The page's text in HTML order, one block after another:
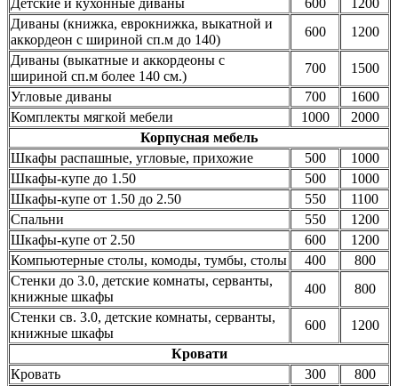
Детские и кухонные диваны 600
1200
Диваны (книжка, еврокнижка, выкатной и
аккордеон с шириной сп.м до 140)
600
1200
Диваны (выкатные и аккордеоны с
шириной сп.м более 140 см.)
700
1500
Угловые диваны
700
1600
Комплекты мягкой мебели
1000
2000
Корпусная мебель
Шкафы распашные, угловые, прихожие
500
1000
Шкафы-купе до 1.50
500
1000
Шкафы-купе от 1.50 до 2.50
550
1100
Спальни
550
1200
Шкафы-купе от 2.50
600
1200
Компьютерные столы, комоды, тумбы, столы
400
800
Стенки до 3.0, детские комнаты, серванты,
книжные шкафы
400
800
Стенки св. 3.0, детские комнаты, серванты,
книжные шкафы
600
1200
Кровати
Кровать
300
800